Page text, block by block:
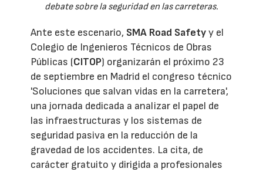
debate sobre la seguridad en las carreteras.
Ante este escenario, SMA Road Safetyy el
Colegio de Ingenieros Técnicos de Obras
Públicas (CITOP) organizarán el próximo 23
de septiembre en Madrid el congreso técnico
'Soluciones que salvan vidas en la carretera',
una jornada dedicada a analizar el papel de
las infraestructuras y los sistemas de
seguridad pasiva en la reducción de la
gravedad de los accidentes. La cita, de
carácter gratuito y dirigida a profesionales